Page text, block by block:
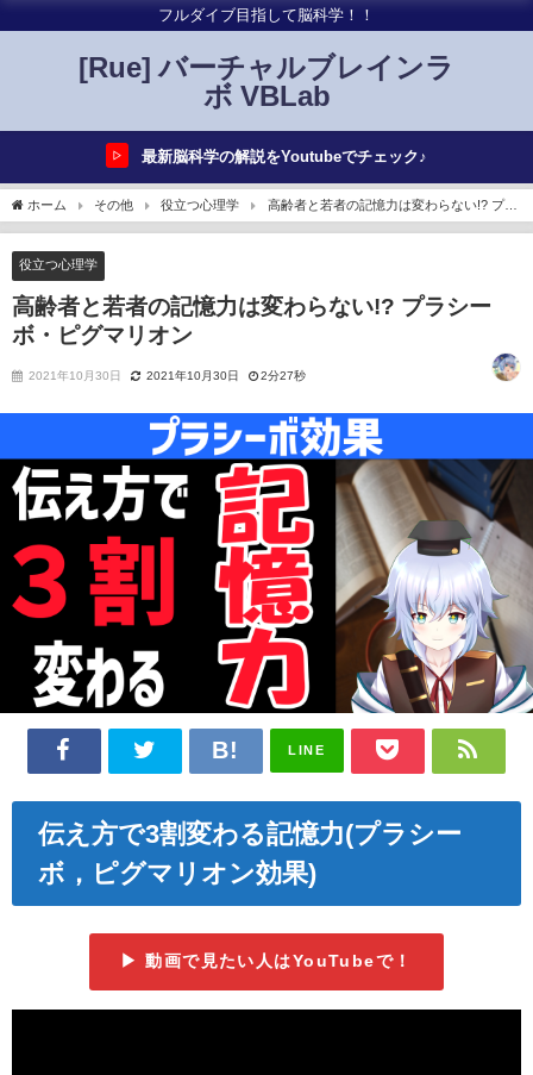
フルダイブ目指して脳科学！！
[Rue] バーチャルブレインラ
ボ VBLab
▷ 最新脳科学の解説をYoutubeでチェック♪
ホーム その他 役立つ心理学
高齢者と若者の記憶力は変わらない!? プラ
シーボ・ピグマリオン
役立つ心理学
高齢者と若者の記憶力は変わらない!? プラシー
ボ・ピグマリオン
2021年10月30日 2021年10月30日 2分27秒
LINE
伝え方で3割変わる記憶力(プラシー
ボ，ピグマリオン効果)
▶ 動画で見たい人はYouTubeで！